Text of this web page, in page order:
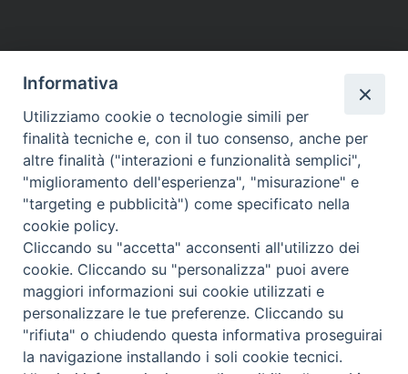
DIOCESI SUBURBICARIA DI ALBANO
Contatti:Tel.: 06.93268401 - Fax.: 06.9323844
E-mail:curia@diocesidialbano.it
Orari: dal Lunedì al Venerdì Ore: 9:00 - 13:00
Lunedì, Mercoledì e Venerdì, Ore 9:30 - 12:30
Diocesi Suburbicaria di Albano
Copyright © 2021
Informativa
Utilizziamo cookie o tecnologie simili per
finalità tecniche e, con il tuo consenso, anche per
altre finalità ("interazioni e funzionalità semplici",
"miglioramento dell'esperienza", "misurazione" e
"targeting e pubblicità") come specificato nella
cookie policy.
Cliccando su "accetta" acconsenti all'utilizzo dei
cookie. Cliccando su "personalizza" puoi avere
maggiori informazioni sui cookie utilizzati e
personalizzare le tue preferenze. Cliccando su
"rifiuta" o chiudendo questa informativa proseguirai
la navigazione installando i soli cookie tecnici.